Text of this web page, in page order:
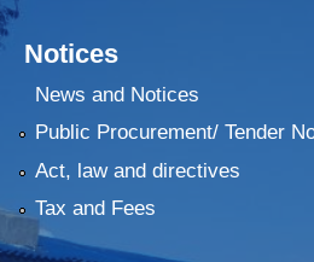
Notices
News and Notices
Public Procurement/ Tender
Act, law and directives
Tax and Fees